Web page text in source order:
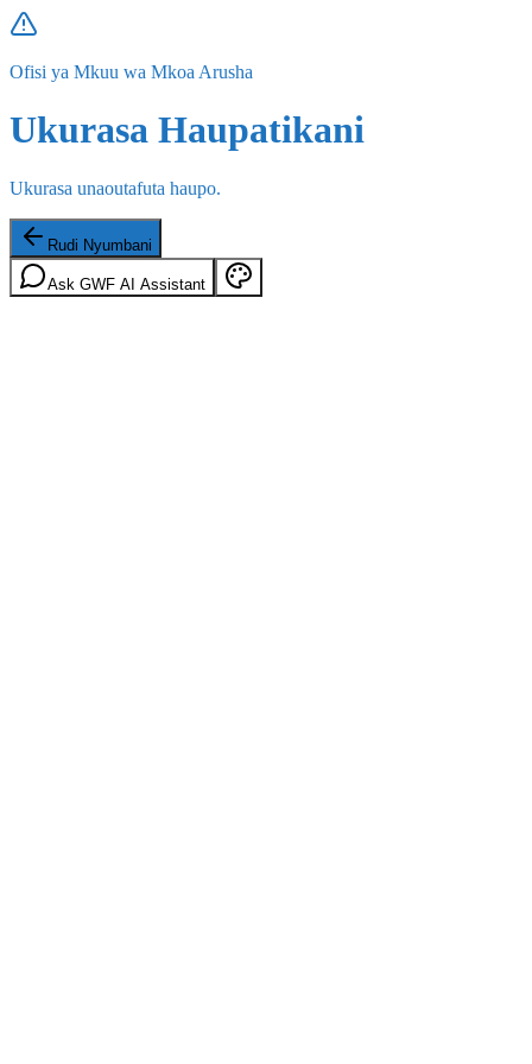
Ofisi ya Mkuu wa Mkoa Arusha
Ukurasa Haupatikani
Ukurasa unaoutafuta haupo.
Rudi Nyumbani
Ask GWF AI Assistant